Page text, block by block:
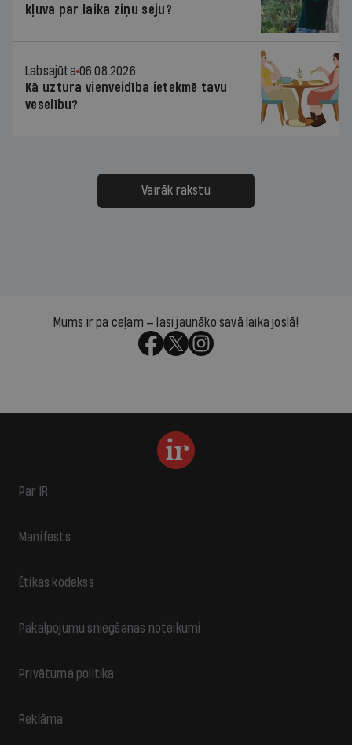
kļuva par laika ziņu seju?
Labsajūta 06.08.2026.
Kā uztura vienveidība ietekmē tavu
veselību?
Vairāk rakstu
Mums ir pa ceļam — lasi jaunāko savā laika joslā!
Par IR
Manifests
Ētikas kodekss
Pakalpojumu sniegšanas noteikumi
Privātuma politika
Reklāma